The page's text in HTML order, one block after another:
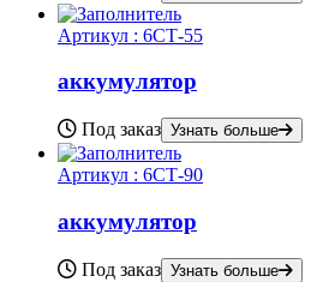
Артикул : 6СТ-55
аккумулятор
Под заказ Узнать больше
Артикул : 6СТ-90
аккумулятор
Под заказ Узнать больше